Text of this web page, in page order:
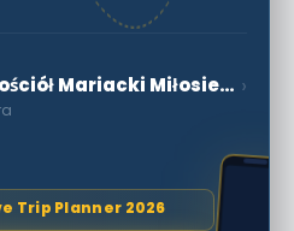
Oliveto Citra: Kościół Mariacki Miłosierdzia ›
Trip Planner 2026